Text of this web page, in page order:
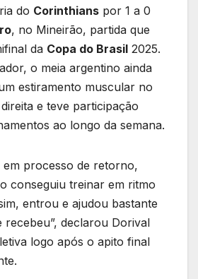
do Corinthians por 1 a 0
, no Mineirão, partida que
da Copa do Brasil 2025.
o meia argentino ainda
estiramento muscular no
e teve participação
ao longo da semana.
em processo de retorno,
conseguiu treinar em ritmo
entrou e ajudou bastante
recebeu”, declarou Dorival
logo após o apito final